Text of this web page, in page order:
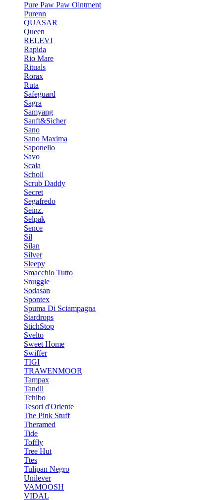
Pure Paw Paw Ointment
Purenn
QUASAR
Queen
RELEVI
Rapida
Rio Mare
Rituals
Rorax
Ruta
Safeguard
Sagra
Samyang
Sanft&Sicher
Sano
Sano Maxima
Saponello
Savo
Scala
Scholl
Scrub Daddy
Secret
Segafredo
Seinz.
Selpak
Sence
Sil
Silan
Silver
Sleepy
Smacchio Tutto
Snuggle
Sodasan
Spontex
Spuma Di Sciampagna
Stardrops
StichStop
Svelto
Sweet Home
Swiffer
TIGI
TRAWENMOOR
Tampax
Tandil
Tchibo
Tesori d'Oriente
The Pink Stuff
Theramed
Tide
Toffly
Tree Hut
Ttes
Tulipan Negro
Unilever
VAMOOSH
VIDAL